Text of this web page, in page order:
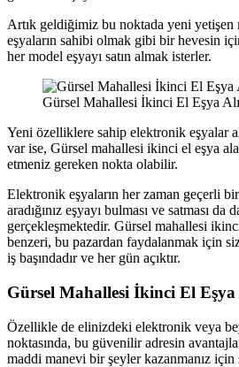
Artık geldiğimiz bu noktada yeni yetişen
eşyaların sahibi olmak gibi bir hevesin
her model eşyayı satın almak isterler.
Gürsel Mahallesi İkinci El Eşya
Yeni özelliklere sahip elektronik eşyalar
var ise, Gürsel mahallesi ikinci el eşya
etmeniz gereken nokta olabilir.
Elektronik eşyaların her zaman geçerli
aradığınız eşyayı bulması ve satması da
gerçekleşmektedir. Gürsel mahallesi
benzeri, bu pazardan faydalanmak için
iş başındadır ve her gün açıktır.
Gürsel Mahallesi İkinci El Eşya
Özellikle de elinizdeki elektronik veya
noktasında, bu güvenilir adresin
maddi manevi bir şeyler kazanmanız için